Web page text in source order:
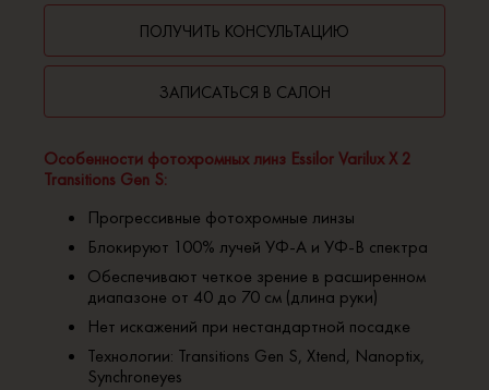
Особенности фотохромных линз Essilor Varilux X 2
Transitions Gen S:
Прогрессивные фотохромные линзы
Блокируют 100% лучей УФ-А и УФ-B спектра
Обеспечивают четкое зрение в расширенном
диапазоне от 40 до 70 см (длина руки)
Нет искажений при нестандартной посадке
Технологии: Transitions Gen S, Xtend, Nanoptix,
Synchroneyes
ПОЛУЧИТЬ КОНСУЛЬТАЦИЮ
ЗАПИСАТЬСЯ В САЛОН